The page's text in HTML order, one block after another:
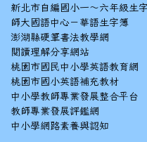
新北市自編國小一～六年級生
師大國語中心－華語生字簿
澎湖縣硬筆書法教學網
閱讀理解分享網站
桃園市國民中小學英語教育網
桃園市國小英語補充教材
中小學教師專業發展整合平台
教師專業發展評鑑網
中小學網路素養與認知